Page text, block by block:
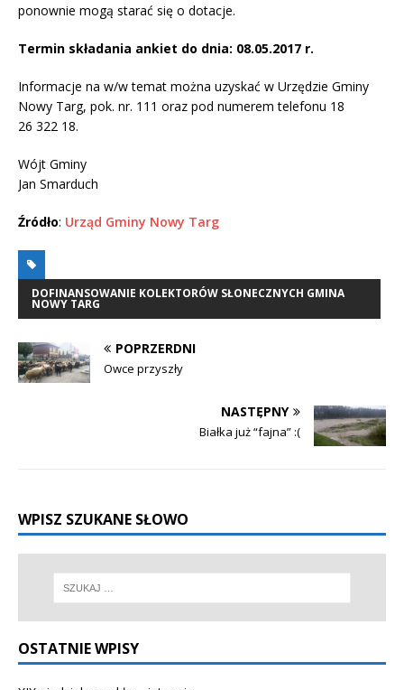
ponownie mogą starać się o dotacje.
Termin składania ankiet do dnia: 08.05.2017 r.
Informacje na w/w temat można uzyskać w Urzędzie Gminy
Nowy Targ, pok. nr. 111 oraz pod numerem telefonu 18
26 322 18.
Wójt Gminy
Jan Smarduch
Źródło: Urząd Gminy Nowy Targ
DOFINANSOWANIE KOLEKTORÓW SŁONECZNYCH GMINA
NOWY TARG
POPRZERDNI
Owce przyszły
NASTĘPNY
Białka już “fajna” :(
WPISZ SZUKANE SŁOWO
OSTATNIE WPISY